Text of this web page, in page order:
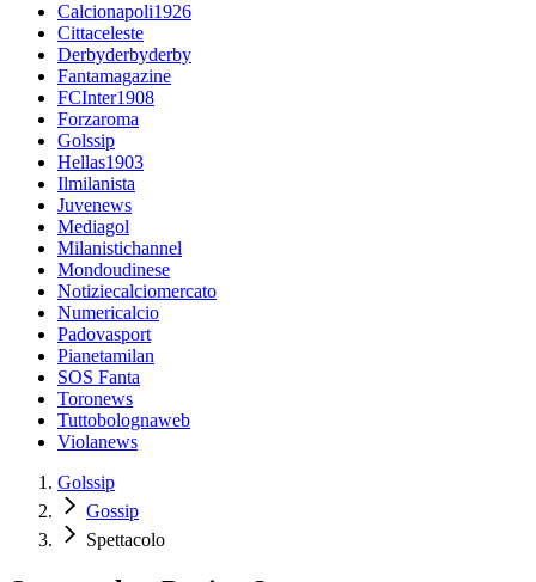
Calcionapoli1926
Cittaceleste
Derbyderbyderby
Fantamagazine
FCInter1908
Forzaroma
Golssip
Hellas1903
Ilmilanista
Juvenews
Mediagol
Milanistichannel
Mondoudinese
Notiziecalciomercato
Numericalcio
Padovasport
Pianetamilan
SOS Fanta
Toronews
Tuttobolognaweb
Violanews
Golssip
Gossip
Spettacolo